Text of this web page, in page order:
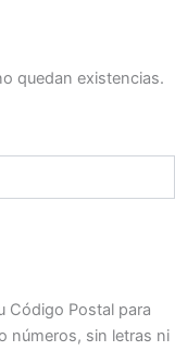
quedan existencias.
Código Postal para
números, sin letras ni